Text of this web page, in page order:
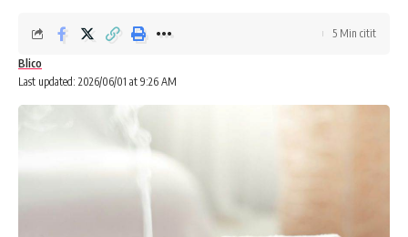
Last updated: 2026/06/01 at 9:26 AM
Blico
5 Min citit